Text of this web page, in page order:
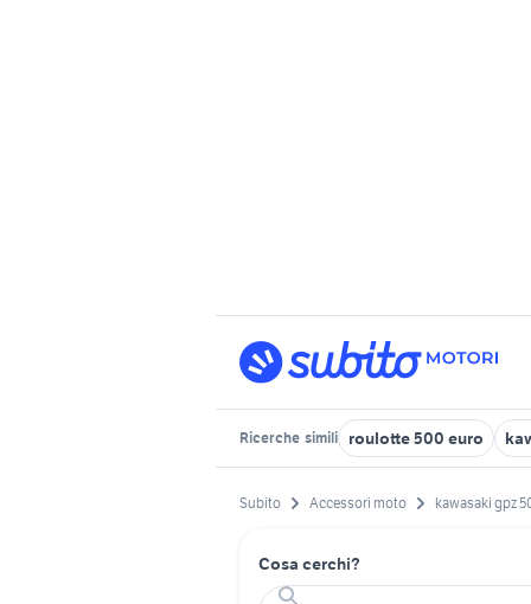
Ricerche simili roulotte 500 euro
Subito Accessori moto kawasaki gpz
Cosa cerchi?